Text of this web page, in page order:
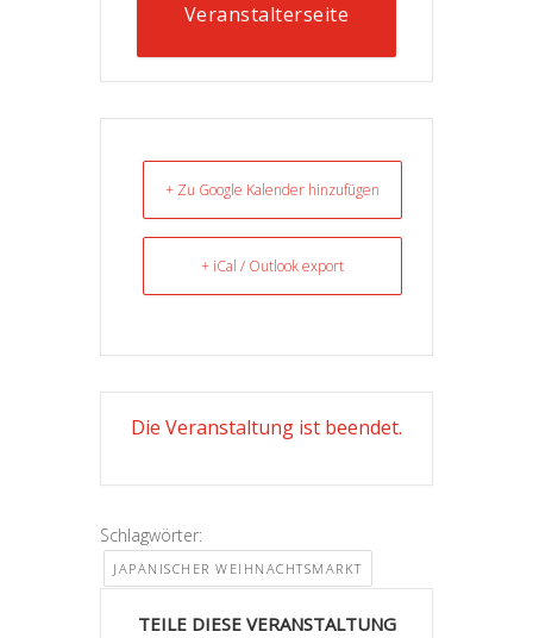
Veranstalterseite
+ Zu Google Kalender hinzufügen
+ iCal / Outlook export
Die Veranstaltung ist beendet.
Schlagwörter:
JAPANISCHER WEIHNACHTSMARKT
TEILE DIESE VERANSTALTUNG